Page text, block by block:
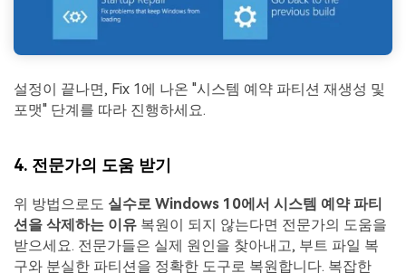
설정이 끝나면, Fix 1에 나온 "시스템 예약 파티션 재생성 및
포맷" 단계를 따라 진행하세요.
4. 전문가의 도움 받기
위 방법으로도 실수로 Windows 10에서 시스템 예약 파티
션을 삭제하는 이유 복원이 되지 않는다면 전문가의 도움을
받으세요. 전문가들은 실제 원인을 찾아내고, 부트 파일 복
구와 분실한 파티션을 정확한 도구로 복원합니다. 복잡한